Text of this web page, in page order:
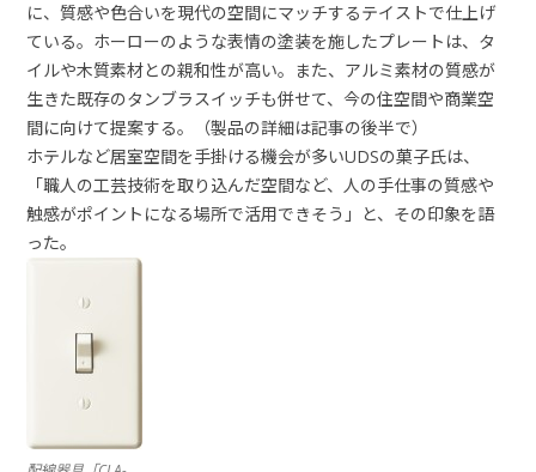
に、質感や色合いを現代の空間にマッチするテイストで仕上げ
ている。ホーローのような表情の塗装を施したプレートは、タ
イルや木質素材との親和性が高い。また、アルミ素材の質感が
生きた既存のタンブラスイッチも併せて、今の住空間や商業空
間に向けて提案する。（製品の詳細は記事の後半で）
ホテルなど居室空間を手掛ける機会が多いUDSの菓子氏は、
「職人の工芸技術を取り込んだ空間など、人の手仕事の質感や
触感がポイントになる場所で活用できそう」と、その印象を語
った。